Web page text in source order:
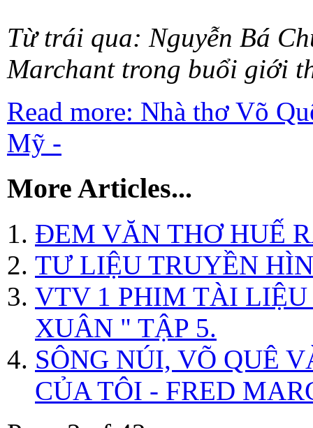
Từ trái qua: Nguyễn Bá
Marchant trong buổi giới
Read more: Nhà thơ Võ
Mỹ -
More Articles...
ĐEM VĂN THƠ HUẾ
TƯ LIỆU TRUYỀN
VTV 1 PHIM TÀI
XUÂN " TẬP 5.
SÔNG NÚI, VÕ QUÊ
CỦA TÔI - FRED